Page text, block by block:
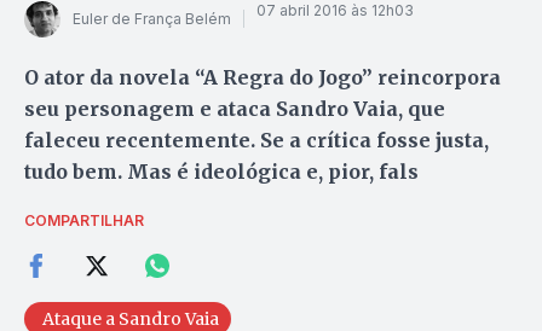
Euler de França Belém 07 abril 2016 às 12h03
O ator da novela “A Regra do Jogo” reincorpora
seu personagem e ataca Sandro Vaia, que
faleceu recentemente. Se a crítica fosse justa,
tudo bem. Mas é ideológica e, pior, fals
COMPARTILHAR
Ataque a Sandro Vaia